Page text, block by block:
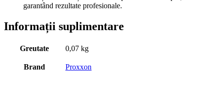
garantând rezultate profesionale.
Informații suplimentare
Greutate 0,07 kg
Brand Proxxon